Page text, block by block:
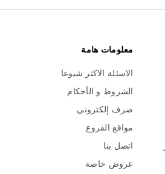
معلومات هامة
الاسئلة الاكثر شيوعا
الشروط و الأحكام
صرف إلكتروني
مواقع الفروع
اتصل بنا
عروض خاصة